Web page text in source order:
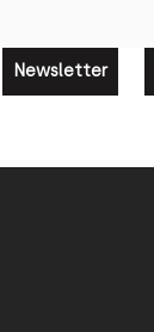
Newsletter